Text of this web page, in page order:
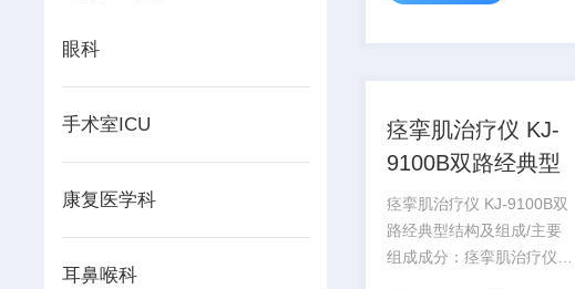
眼科
手术室ICU
康复医学科
耳鼻喉科
痉挛肌治疗仪 KJ-
9100B双路经典型
痉挛肌治疗仪 KJ-9100B双
路经典型结构及组成/主要
组成成分：痉挛肌治疗仪由